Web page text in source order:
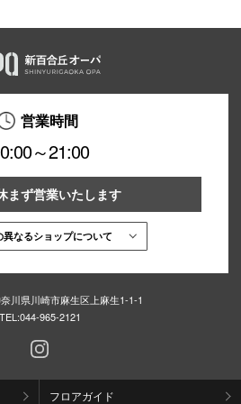
営業時間
～21:00
まず営業いたします
異なるショップについて
川県川崎市麻生区上麻生1-1-1
TEL:044-965-2121
フロアガイド